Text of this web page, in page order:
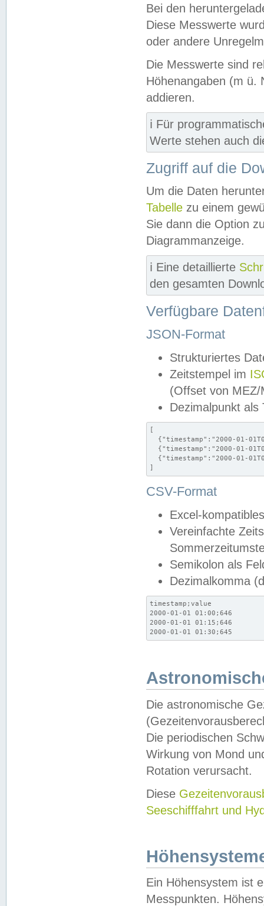
Bei den
Diese Messwerte
oder andere
Die Messwerte sind
Höhenangaben (m ü.
addieren.
ℹ️ Für
Werte stehen auch
Zugriff auf die
Um die Daten
Tabelle zu einem
Sie dann die Option
Diagrammanzeige.
ℹ️ Eine detaillierte
den gesamten
Verfügbare
JSON-Format
Strukturiertes
Zeitstempel im
(Offset von MEZ/
Dezimalpunkt als
[
{"timestamp":"2000-01-
{"timestamp":"2000-01-
{"timestamp":"2000-01-
]
CSV-Format
Excel-
Vereinfachte
Semikolon als
Dezimalkomma
timestamp;value
2000-01-01 01:00;646
2000-01-01 01:15;646
2000-01-01 01:30;645
Die astronomische
Die periodischen
Wirkung von Mond
Rotation verursacht.
Diese
Seeschifffahrt und
Ein Höhensystem ist
Messpunkten.